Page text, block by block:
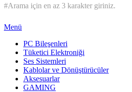
#Arama için en az 3 karakter giriniz.
Menü
PC Bileşenleri
Tüketici Elektroniği
Ses Sistemleri
Kablolar ve Dönüştürücüler
Aksesuarlar
GAMING